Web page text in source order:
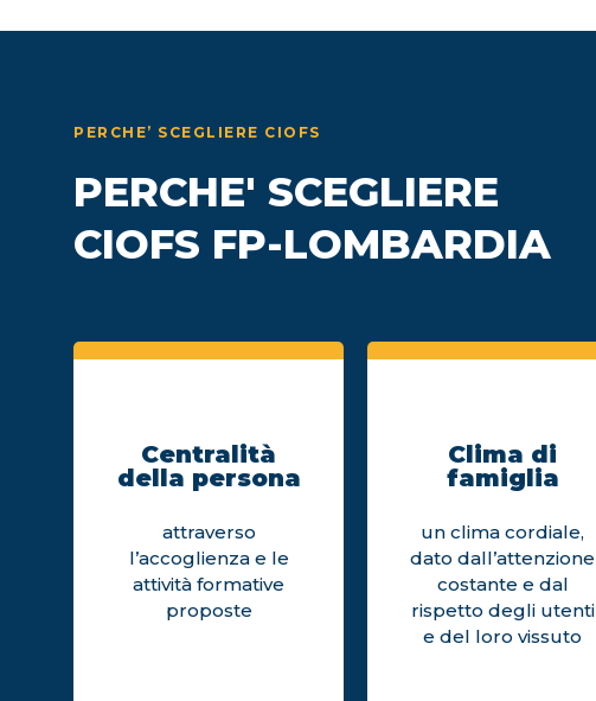
PERCHE’ SCEGLIERE CIOFS
PERCHE' SCEGLIERE
CIOFS FP-LOMBARDIA
Centralità
della persona
attraverso
l’accoglienza e le
attività formative
proposte
Clima di
famiglia
un clima cordiale,
dato dall’attenzione
costante e dal
rispetto degli utenti
e del loro vissuto